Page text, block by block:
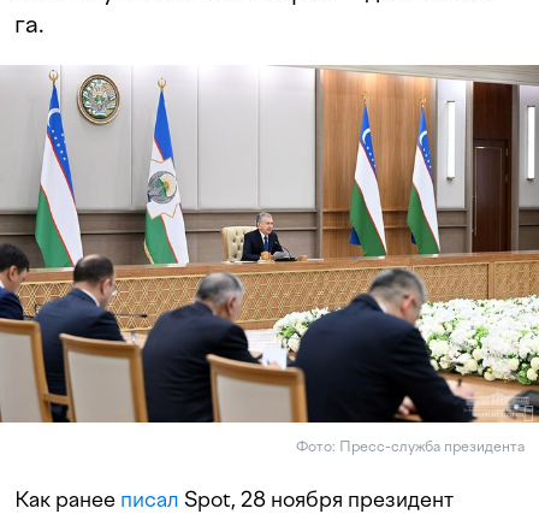
га.
Фото: Пресс-служба президента
Как ранее писал Spot, 28 ноября президент